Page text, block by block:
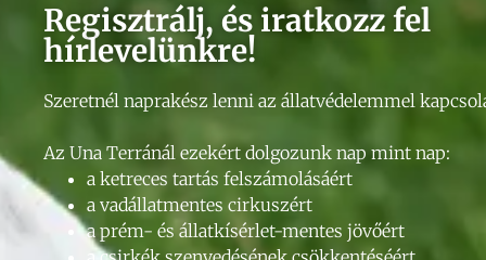
Regisztrálj, és iratkozz fel
hírlevelünkre!
Szeretnél naprakész lenni az állatvédelemmel
Az Una Terránál ezekért dolgozunk nap mint nap:
a ketreces tartás felszámolásáért
a vadállatmentes cirkuszért
a prém- és állatkísérlet-mentes jövőért